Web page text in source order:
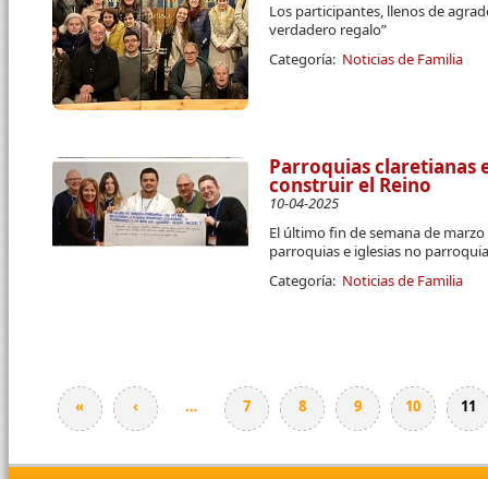
Los participantes, llenos de
verdadero regalo”
Categoría: Noticias de Familia
Parroquias claretianas
construir el Reino
10-04-2025
El último fin de semana de
parroquias e iglesias no
Categoría: Noticias de Familia
Páginas
« ‹ … 7 8 9 10 11